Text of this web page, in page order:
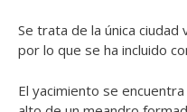
Se trata de la única ciudad
por lo que se ha incluido
El yacimiento se